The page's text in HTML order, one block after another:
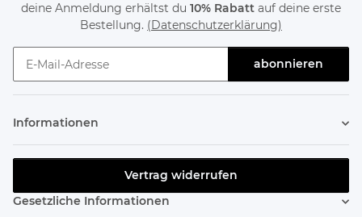
deine Anmeldung erhältst du 10% Rabatt auf deine erste
Bestellung. (Datenschutzerklärung)
abonnieren
Informationen
Vertrag widerrufen
Gesetzliche Informationen